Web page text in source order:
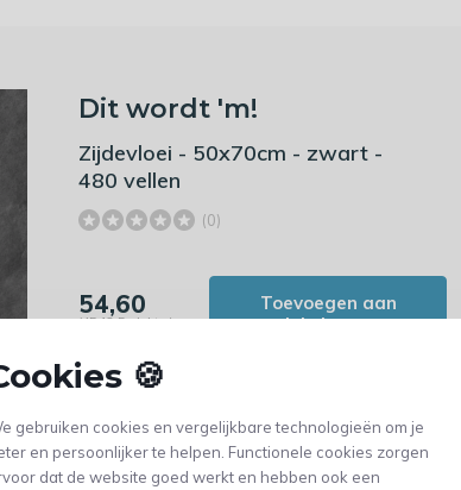
🍪
gebruiken cookies en vergelijkbare technologieën om je
en persoonlijker te helpen. Functionele cookies zorgen
dat de website goed werkt en hebben ook een
Dit wordt 'm!
Zijdevloei - 50x70cm - zwart -
480 vellen
(0)
54,60
(45,12 Excl. btw)
Toevoegen aan
winkelwagen